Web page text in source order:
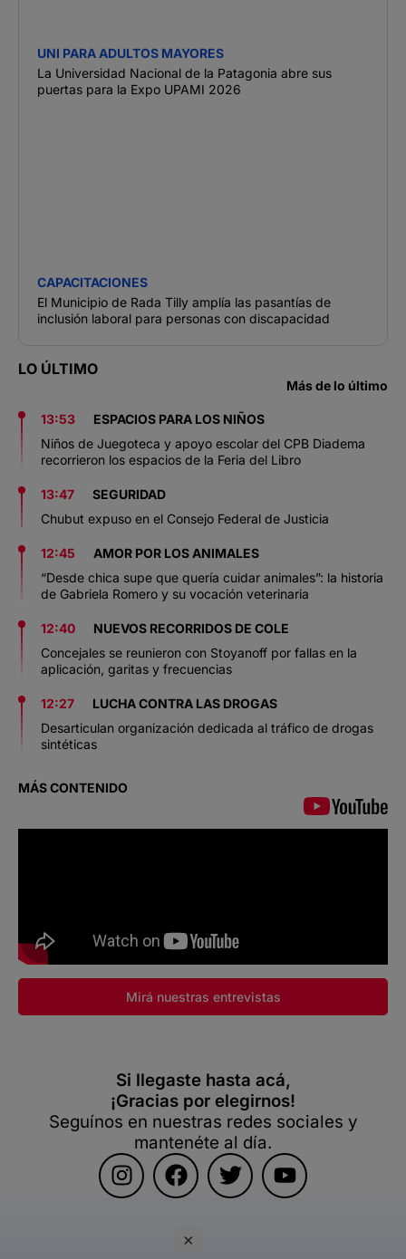
×
UNI PARA ADULTOS MAYORES
La Universidad Nacional de la Patagonia abre sus
puertas para la Expo UPAMI 2026
CAPACITACIONES
El Municipio de Rada Tilly amplía las pasantías de
inclusión laboral para personas con discapacidad
LO ÚLTIMO
Más de lo último
13:53
ESPACIOS PARA LOS NIÑOS
Niños de Juegoteca y apoyo escolar del CPB Diadema
recorrieron los espacios de la Feria del Libro
13:47
SEGURIDAD
Chubut expuso en el Consejo Federal de Justicia
12:45
AMOR POR LOS ANIMALES
“Desde chica supe que quería cuidar animales”: la historia
de Gabriela Romero y su vocación veterinaria
12:40
NUEVOS RECORRIDOS DE COLE
Concejales se reunieron con Stoyanoff por fallas en la
aplicación, garitas y frecuencias
12:27
LUCHA CONTRA LAS DROGAS
Desarticulan organización dedicada al tráfico de drogas
sintéticas
MÁS CONTENIDO
Mirá nuestras entrevistas
Si llegaste hasta acá,
¡Gracias por elegirnos!
Seguínos en nuestras redes sociales y
mantenéte al día.